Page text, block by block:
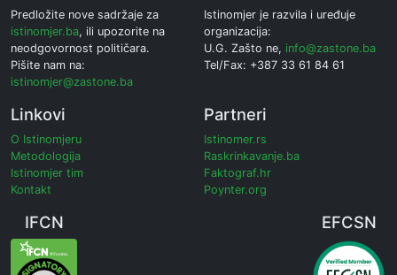
Predložite nove sadržaje za
istinomjer.ba, ili upozorite na
neodgovornost političara.
Pišite nam na:
istinomjer@zastone.ba
Istinomjer je razvila i uređuje
organizacija:
U.G. Zašto ne, info@zastone.ba
Tel/Fax: +387 33 61 84 61
Linkovi
O Istinomjeru
Metodologija
Istinomjer tim
Kontakt
Partneri
Istinomer.rs
Raskrinkavanje.ba
Faktograf.hr
Poynter.org
IFCN EFCSN